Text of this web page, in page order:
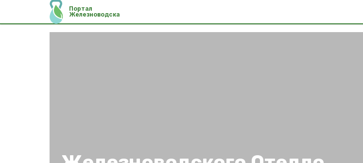
Портал
Железноводска